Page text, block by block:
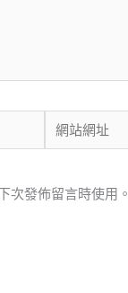
站
址
次發佈留言時使用。